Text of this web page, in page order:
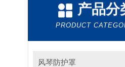
产品分
PRODUCT
风琴防护罩